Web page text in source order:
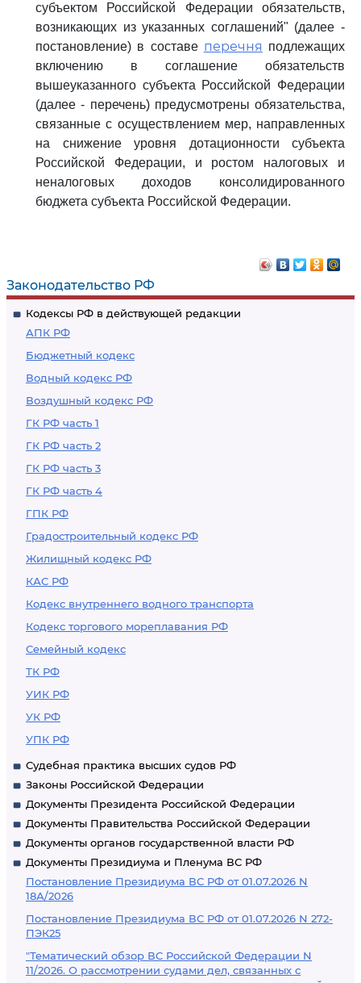
Законодательство РФ
Кодексы РФ в действующей редакции
АПК РФ
Бюджетный кодекс
Водный кодекс РФ
Воздушный кодекс РФ
ГК РФ часть 1
ГК РФ часть 2
ГК РФ часть 3
ГК РФ часть 4
ГПК РФ
Градостроительный кодекс РФ
Жилищный кодекс РФ
КАС РФ
Кодекс внутреннего водного транспорта
Кодекс торгового мореплавания РФ
Семейный кодекс
ТК РФ
УИК РФ
УК РФ
УПК РФ
Судебная практика высших судов РФ
Законы Российской Федерации
Документы Президента Российской Федерации
Документы Правительства Российской Федерации
Документы органов государственной власти РФ
Документы Президиума и Пленума ВС РФ
Постановление Президиума ВС РФ от 01.07.2026 N
18А/2026
Постановление Президиума ВС РФ от 01.07.2026 N 272-
ПЭК25
"Тематический обзор ВС Российской Федерации N
11/2026. О рассмотрении судами дел, связанных с
субъектом Российской Федерации обязательств,
возникающих из указанных соглашений" (далее -
постановление) в составе перечня подлежащих
включению в соглашение обязательств
вышеуказанного субъекта Российской Федерации
(далее - перечень) предусмотрены обязательства,
связанные с осуществлением мер, направленных
на снижение уровня дотационности субъекта
Российской Федерации, и ростом налоговых и
неналоговых доходов консолидированного
бюджета субъекта Российской Федерации.